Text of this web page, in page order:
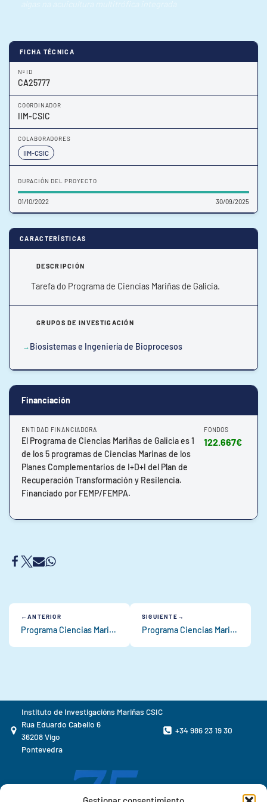
FICHA TÉCNICA
Nº ID
CA25777
COORDINADOR
IIM-CSIC
COLABORADORES
IIM-CSIC
DURACIÓN DEL PROYECTO
01/10/2022 30/09/2025
CARACTERÍSTICAS
DESCRIPCIÓN
Tarefa do Programa de Ciencias Mariñas de Galicia.
GRUPOS DE INVESTIGACIÓN
Biosistemas e Ingeniería de Bioprocesos
Financiación
ENTIDAD FINANCIADORA
El Programa de Ciencias Mariñas de Galicia es 1
de los 5 programas de Ciencias Marinas de los
Planes Complementarios de I+D+I del Plan de
Recuperación Transformación y Resilencia.
Financiado por FEMP/FEMPA.
FONDOS
122.667€
ANTERIOR
Programa Ciencias Mariñas: Ecoloxía Molecular de moluscos bivalvos
SIGUIENTE
Programa Ciencias Mariñas: Avances no benestar do polbo na acuicultura: Determinación de Indicadores Operativos de Benestar
Instituto de Investigacións Mariñas CSIC
Rua Eduardo Cabello 6
36208 Vigo
Pontevedra
+34 986 23 19 30